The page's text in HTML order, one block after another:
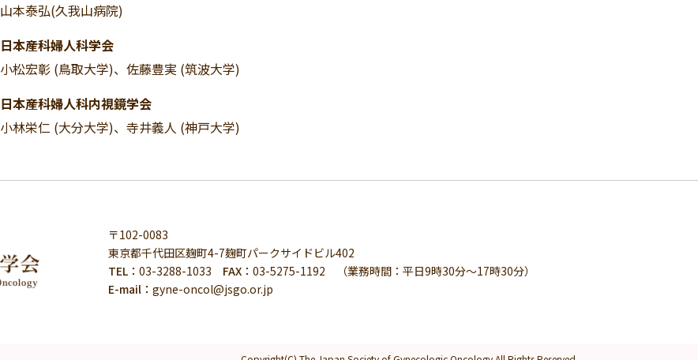
山本泰弘(久我山病院)
日本産科婦人科学会
小松宏彰 (鳥取大学)、佐藤豊実 (筑波大学)
日本産科婦人科内視鏡学会
小林栄仁 (大分大学)、寺井義人 (神戸大学)
〒102-0083
東京都千代田区麹町4-7麹町パークサイドビル402
TEL：03-3288-1033 FAX：03-5275-1192
（業務時間：平日9時30分〜17時30分）
E-mail：gyne-oncol@jsgo.or.jp